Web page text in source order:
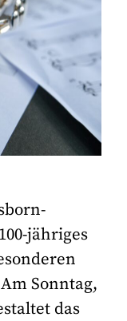
jähriges
Sonntag,
das